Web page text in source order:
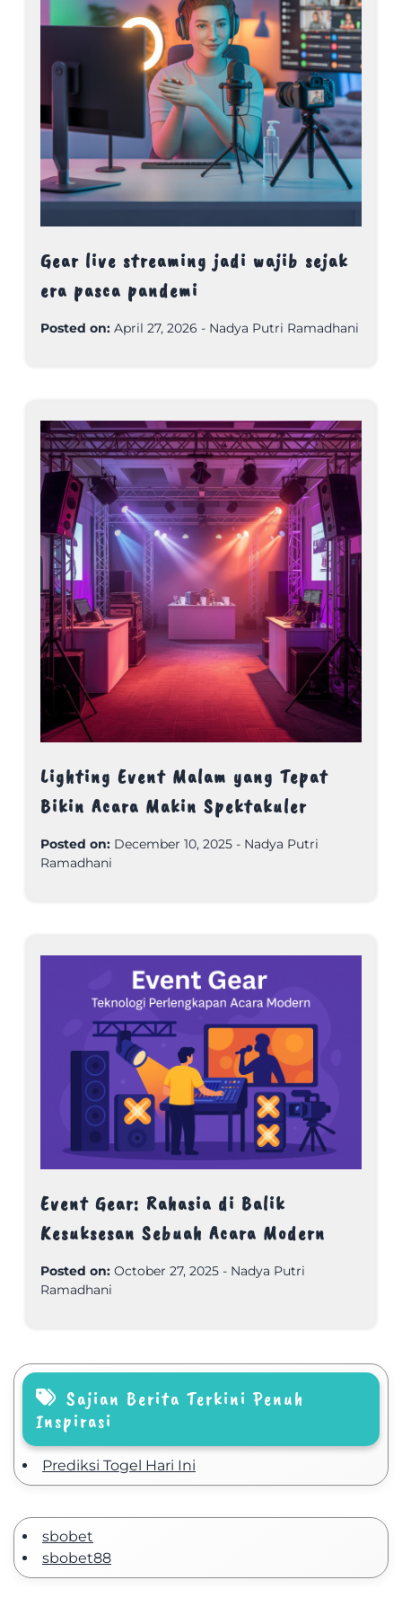
Gear live streaming jadi wajib sejak
era pasca pandemi
Posted on: April 27, 2026 - Nadya Putri Ramadhani
Lighting Event Malam yang Tepat
Bikin Acara Makin Spektakuler
Posted on: December 10, 2025 - Nadya Putri
Ramadhani
Event Gear: Rahasia di Balik
Kesuksesan Sebuah Acara Modern
Posted on: October 27, 2025 - Nadya Putri
Ramadhani
Sajian Berita Terkini Penuh
Inspirasi
Prediksi Togel Hari Ini
sbobet
sbobet88